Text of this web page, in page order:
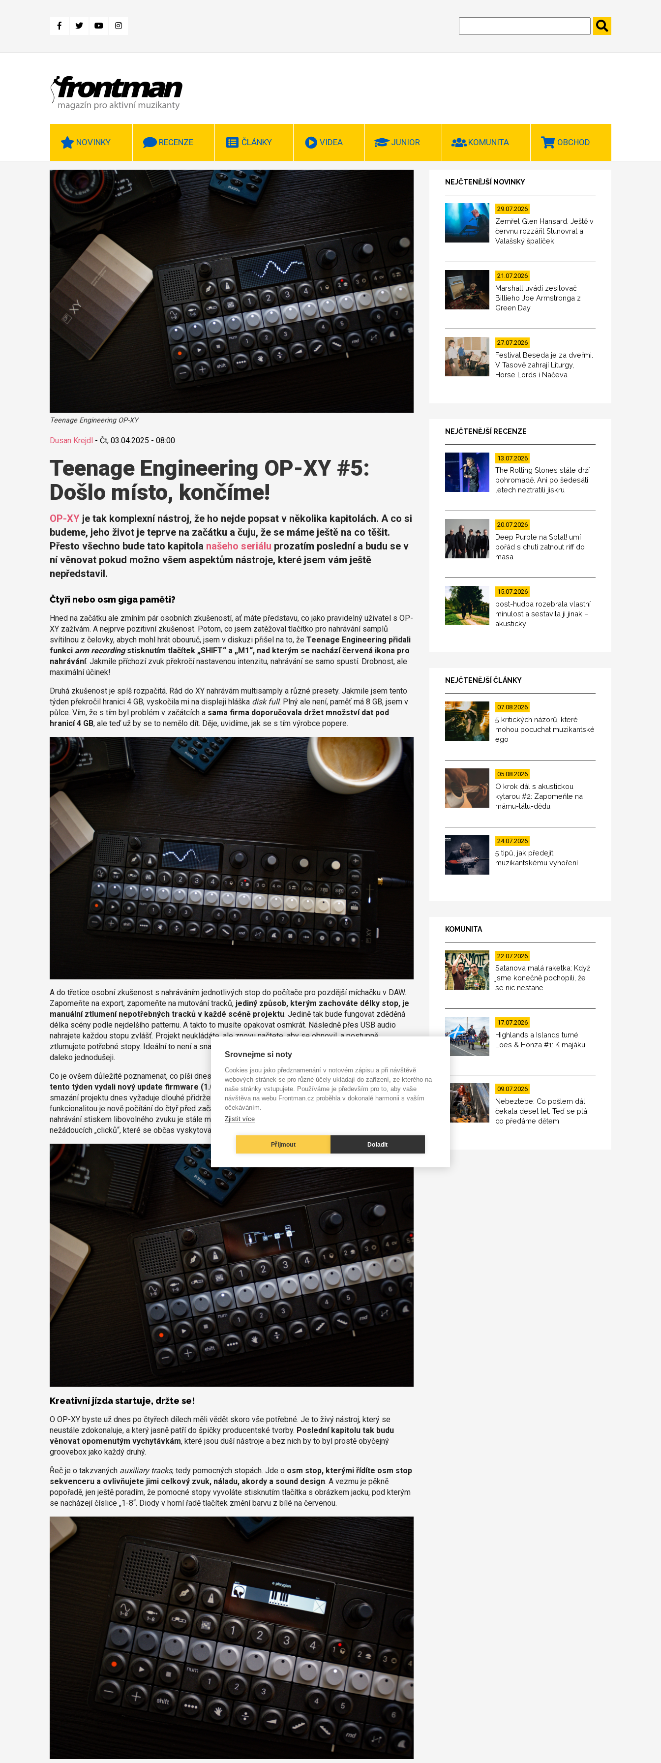
NOVINKY RECENZE ČLÁNKY VIDEA JUNIOR KOMUNITA OBCHOD
Teenage Engineering OP-XY
Dusan Krejdl - Čt, 03.04.2025 - 08:00
Teenage Engineering OP-XY #5:
Došlo místo, končíme!
OP-XYje tak komplexní nástroj, že ho nejde popsat v několika kapitolách. A co si
budeme, jeho život je teprve na začátku a čuju, že se máme ještě na co těšit.
Přesto všechno bude tato kapitola našeho seriálu prozatím poslední a budu se v
ní věnovat pokud možno všem aspektům nástroje, které jsem vám ještě
nepředstavil.
Čtyři nebo osm giga paměti?
Hned na začátku ale zmíním pár osobních zkušeností, ať máte představu, co jako pravidelný uživatel s OP-
XY zažívám. A nejprve pozitivní zkušenost. Potom, co jsem zatěžoval tlačítko pro nahrávání samplů
svítilnou z čelovky, abych mohl hrát obouruč, jsem v diskuzi přišel na to, že Teenage Engineering přidali
funkci arm recordingstisknutím tlačítek „SHIFT“ a „M1“, nad kterým se nachází červená ikona pro
nahrávání. Jakmile příchozí zvuk překročí nastavenou intenzitu, nahrávání se samo spustí. Drobnost, ale
maximální účinek!
Druhá zkušenost je spíš rozpačitá. Rád do XY nahrávám multisamply a různé presety. Jakmile jsem tento
týden překročil hranici 4 GB, vyskočila mi na displeji hláška disk full. Plný ale není, paměť má 8 GB, jsem v
půlce. Vím, že s tím byl problém v začátcích a sama firma doporučovala držet množství dat pod
hranicí 4 GB, ale teď už by se to nemělo dít. Děje, uvidíme, jak se s tím výrobce popere.
A do třetice osobní zkušenost s nahráváním jednotlivých stop do počítače pro pozdější míchačku v DAW.
Zapomeňte na export, zapomeňte na mutování tracků, jediný způsob, kterým zachováte délky stop, je
manuální ztlumení nepotřebných tracků v každé scéně projektu. Jedině tak bude fungovat zděděná
délka scény podle nejdelšího patternu. A takto to musíte opakovat osmkrát. Následně přes USB audio
nahrajete každou stopu zvlášť. Projekt neukládáte, ale znovu načtete, aby se obnovil, a postupně
ztlumujete potřebné stopy. Ideální to není a snad to TE vědí, tohle by takto hodnotný nástroj měl umět
daleko jednodušeji.
Co je ovšem důležité poznamenat, co píši dnes, může být už zítra jinak!Teenage Engineering totiž
tento týden vydali nový update firmware (1.0.38), který opravuje některé neduhy. Třeba okamžité
smazání projektu dnes vyžaduje dlouhé přidržení tlačítka s označením „delete“, konečně. Další důležitou
funkcionalitou je nově počítání do čtyř před začátkem nahrávání do sekvenceru s tím, že okamžité
nahrávání stiskem libovolného zvuku je stále možné. Pak přibylo ještě několik drobností, třeba odstranění
nežádoucích „clicků“, které se občas vyskytovaly při
Kreativní jízda startuje, držte se!
O OP-XY byste už dnes po čtyřech dílech měli vědět skoro vše potřebné. Je to živý nástroj, který se
neustále zdokonaluje, a který jasně patří do špičky producentské tvorby. Poslední kapitolu tak budu
věnovat opomenutým vychytávkám, které jsou duší nástroje a bez nich by to byl prostě obyčejný
groovebox jako každý druhý.
Řeč je o takzvaných auxiliary tracks, tedy pomocných stopách. Jde o osm stop, kterými řídíte osm stop
sekvenceru a ovlivňujete jimi celkový zvuk, náladu, akordy a sound design. A vezmu je pěkně
popořadě, jen ještě poradím, že pomocné stopy vyvoláte stisknutím tlačítka s obrázkem jacku, pod kterým
se nacházejí číslice „1-8“. Diody v horní řadě tlačítek změní barvu z bílé na červenou.
NEJČTENĚJŠÍ NOVINKY
29.07.2026
Zemřel Glen Hansard. Ještě v
červnu rozzářil Slunovrat a
Valašský špalíček
21.07.2026
Marshall uvádí zesilovač
Billieho Joe Armstronga z
Green Day
27.07.2026
Festival Beseda je za dveřmi.
V Tasově zahrají Liturgy,
Horse Lords i Načeva
NEJČTENĚJŠÍ RECENZE
13.07.2026
The Rolling Stones stále drží
pohromadě. Ani po šedesáti
letech neztratili jiskru
20.07.2026
Deep Purple na Splat! umí
pořád s chutí zatnout riff do
masa
15.07.2026
post-hudba rozebrala vlastní
minulost a sestavila ji jinak –
akusticky
NEJČTENĚJŠÍ ČLÁNKY
07.08.2026
5 kritických názorů, které
mohou pocuchat muzikantské
ego
05.08.2026
O krok dál s akustickou
kytarou #2: Zapomeňte na
mámu-tátu-dědu
24.07.2026
5 tipů, jak předejít
muzikantskému vyhoření
KOMUNITA
22.07.2026
Satanova malá raketka: Když
jsme konečně pochopili, že
se nic nestane
17.07.2026
Highlands a Islands turné
Loes & Honza #1: K majáku
09.07.2026
Nebeztebe: Co pošlem dál
čekala deset let. Teď se ptá,
co předáme dětem
Srovnejme si noty
Cookies jsou jako předznamenání v notovém zápisu a při návštěvě
webových stránek se pro různé účely ukládají do zařízení, ze kterého na
naše stránky vstupujete. Používáme je především pro to, aby vaše
návštěva na webu Frontman.cz proběhla v dokonalé harmonii s vaším
očekáváním.
Zjistit více
Přijmout Doladit